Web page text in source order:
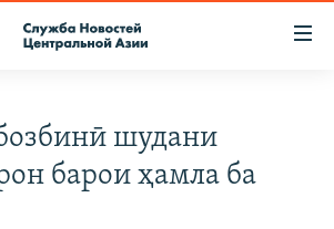
шудани
барои ҳамла ба